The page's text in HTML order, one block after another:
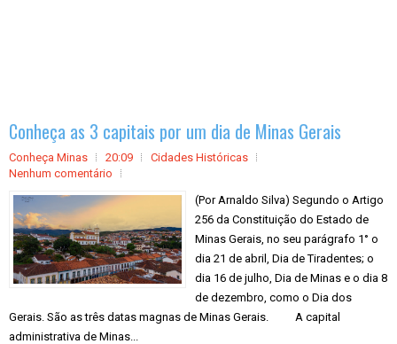
Conheça as 3 capitais por um dia de Minas Gerais
Conheça Minas 20:09
Cidades Históricas
Nenhum comentário
(Por Arnaldo Silva) Segundo o Artigo
256 da Constituição do Estado de
Minas Gerais, no seu parágrafo 1° o
dia 21 de abril, Dia de Tiradentes; o
dia 16 de julho, Dia de Minas e o dia 8
de dezembro, como o Dia dos
Gerais. São as três datas magnas de Minas Gerais. A capital
administrativa de Minas...